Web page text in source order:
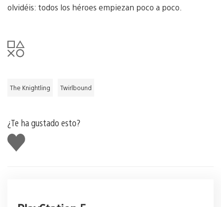
olvidéis: todos los héroes empiezan poco a poco.
The Knightling Twirlbound
¿Te ha gustado esto?
Me
gusta
esto